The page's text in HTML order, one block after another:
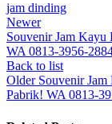
jam dinding
Newer
Souvenir Jam Kayu
WA 0813-3956-
Back to list
Older Souvenir
Pabrik! WA 0813-